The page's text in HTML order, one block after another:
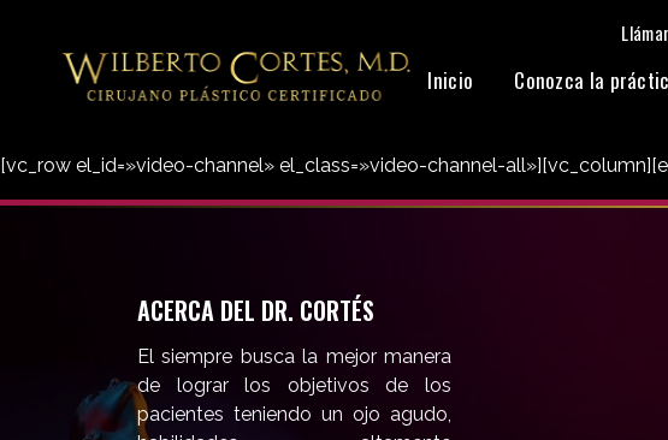
Inicio Conozca la
[vc_row el_id=»video-channel» el_class=»video-channel-
ACERCA DEL DR. CORTÉS
El siempre busca la mejor manera
de lograr los objetivos de los
pacientes teniendo un ojo agudo,